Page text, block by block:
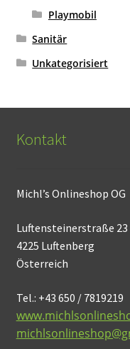
Playmobil
Sanitär
Unkategorisiert
Kontakt
Michl’s Onlineshop OG
Luftensteinerstraße 23
4225 Luftenberg
Österreich
Tel.: +43 650 / 7819219